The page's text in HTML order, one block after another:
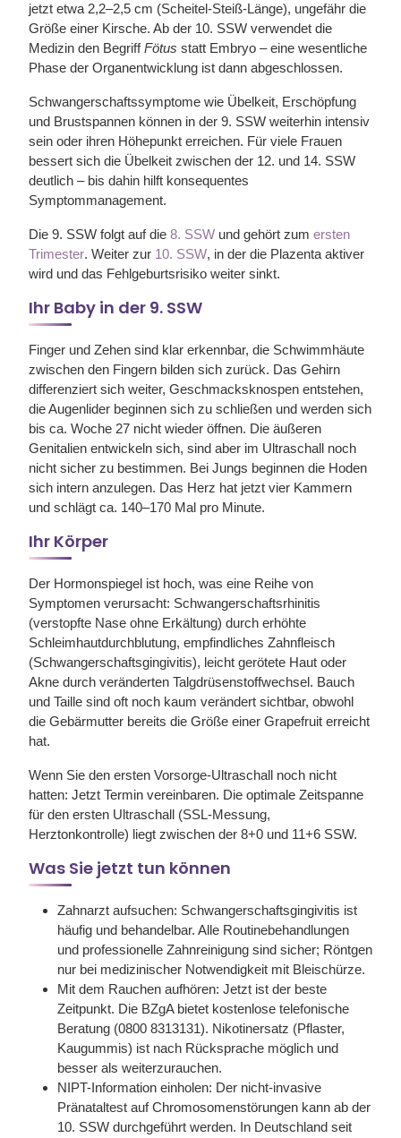
jetzt etwa 2,2–2,5 cm (Scheitel-Steiß-Länge), ungefähr die
Größe einer Kirsche. Ab der 10. SSW verwendet die
Medizin den BegriffFötus statt Embryo – eine wesentliche
Phase der Organentwicklung ist dann abgeschlossen.
Schwangerschaftssymptome wie Übelkeit, Erschöpfung
und Brustspannen können in der 9. SSW weiterhin intensiv
sein oder ihren Höhepunkt erreichen. Für viele Frauen
bessert sich die Übelkeit zwischen der 12. und 14. SSW
deutlich – bis dahin hilft konsequentes
Symptommanagement.
Die 9. SSW folgt auf die 8. SSW und gehört zum ersten
Trimester. Weiter zur 10. SSW, in der die Plazenta aktiver
wird und das Fehlgeburtsrisiko weiter sinkt.
Ihr Baby in der 9. SSW
Finger und Zehen sind klar erkennbar, die Schwimmhäute
zwischen den Fingern bilden sich zurück. Das Gehirn
differenziert sich weiter, Geschmacksknospen entstehen,
die Augenlider beginnen sich zu schließen und werden sich
bis ca. Woche 27 nicht wieder öffnen. Die äußeren
Genitalien entwickeln sich, sind aber im Ultraschall noch
nicht sicher zu bestimmen. Bei Jungs beginnen die Hoden
sich intern anzulegen. Das Herz hat jetzt vier Kammern
und schlägt ca. 140–170 Mal pro Minute.
Ihr Körper
Der Hormonspiegel ist hoch, was eine Reihe von
Symptomen verursacht: Schwangerschaftsrhinitis
(verstopfte Nase ohne Erkältung) durch erhöhte
Schleimhautdurchblutung, empfindliches Zahnfleisch
(Schwangerschaftsgingivitis), leicht gerötete Haut oder
Akne durch veränderten Talgdrüsenstoffwechsel. Bauch
und Taille sind oft noch kaum verändert sichtbar, obwohl
die Gebärmutter bereits die Größe einer Grapefruit erreicht
hat.
Wenn Sie den ersten Vorsorge-Ultraschall noch nicht
hatten: Jetzt Termin vereinbaren. Die optimale Zeitspanne
für den ersten Ultraschall (SSL-Messung,
Herztonkontrolle) liegt zwischen der 8+0 und 11+6 SSW.
Was Sie jetzt tun können
Zahnarzt aufsuchen: Schwangerschaftsgingivitis ist
häufig und behandelbar. Alle Routinebehandlungen
und professionelle Zahnreinigung sind sicher; Röntgen
nur bei medizinischer Notwendigkeit mit Bleischürze.
Mit dem Rauchen aufhören: Jetzt ist der beste
Zeitpunkt. Die BZgA bietet kostenlose telefonische
Beratung (0800 8313131). Nikotinersatz (Pflaster,
Kaugummis) ist nach Rücksprache möglich und
besser als weiterzurauchen.
NIPT-Information einholen: Der nicht-invasive
Pränataltest auf Chromosomenstörungen kann ab der
10. SSW durchgeführt werden. In Deutschland seit